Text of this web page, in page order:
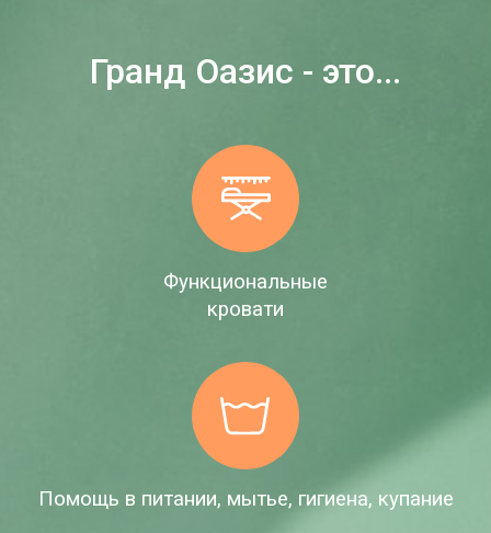
Гранд Оазис - это...
Функциональные
кровати
Помощь в питании, мытье, гигиена, купание